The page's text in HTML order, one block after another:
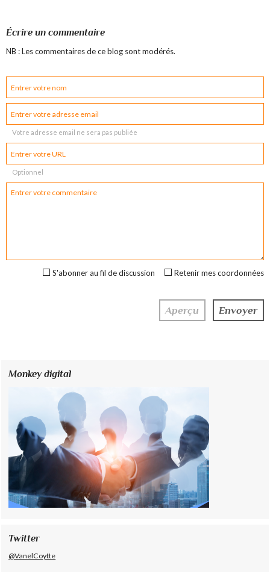
Écrire un commentaire
NB : Les commentaires de ce blog sont modérés.
Votre adresse email ne sera pas publiée
Optionnel
Retenir mes coordonnées
S'abonner au fil de discussion
Monkey digital
Twitter
@VanelCoytte